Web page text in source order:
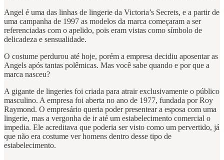
Angel é uma das linhas de lingerie da Victoria’s Secrets, e a partir de
uma campanha de 1997 as modelos da marca começaram a ser
referenciadas com o apelido, pois eram vistas como símbolo de
delicadeza e sensualidade.
O costume perdurou até hoje, porém a empresa decidiu aposentar as
Angels após tantas polêmicas. Mas você sabe quando e por que a
marca nasceu?
A gigante de lingeries foi criada para atrair exclusivamente o público
masculino. A empresa foi aberta no ano de 1977, fundada por Roy
Raymond. O empresário queria poder presentear a esposa com uma
lingerie, mas a vergonha de ir até um estabelecimento comercial o
impedia. Ele acreditava que poderia ser visto como um pervertido, já
que não era costume ver homens dentro desse tipo de
estabelecimento.